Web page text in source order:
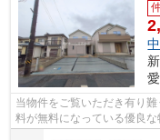
当物件をご覧いただき有り
料が無料になっている優良
せて頂きますのでお気軽に